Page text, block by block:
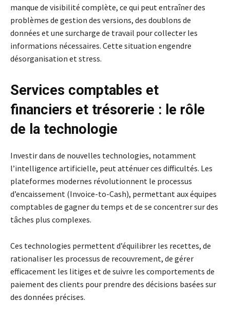
manque de visibilité complète, ce qui peut entraîner des
problèmes de gestion des versions, des doublons de
données et une surcharge de travail pour collecter les
informations nécessaires. Cette situation engendre
désorganisation et stress.
Services comptables et
financiers et trésorerie : le rôle
de la technologie
Investir dans de nouvelles technologies, notamment
l’intelligence artificielle, peut atténuer ces difficultés. Les
plateformes modernes révolutionnent le processus
d’encaissement (Invoice-to-Cash), permettant aux équipes
comptables de gagner du temps et de se concentrer sur des
tâches plus complexes.
Ces technologies permettent d’équilibrer les recettes, de
rationaliser les processus de recouvrement, de gérer
efficacement les litiges et de suivre les comportements de
paiement des clients pour prendre des décisions basées sur
des données précises.